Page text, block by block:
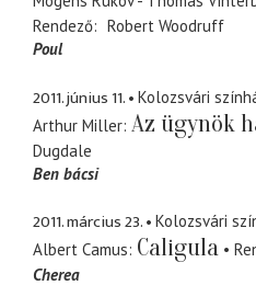
Rendező
Robert Woodruff
Poul
2011. június 11.
Kolozsvári
Arthur Miller Az ügynök
Dugdale
Ben bácsi
2011. március 23.
Kolozsvári
Albert Camus Caligula
Cherea